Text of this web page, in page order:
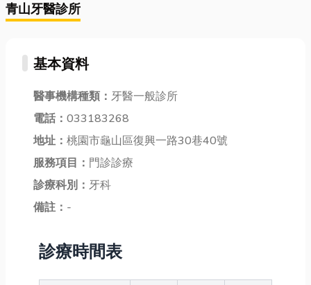
青山牙醫診所
基本資料
醫事機構種類： 牙醫一般診所
電話： 033183268
地址： 桃園市龜山區復興一路30巷40號
服務項目： 門診診療
診療科別： 牙科
備註： -
診療時間表